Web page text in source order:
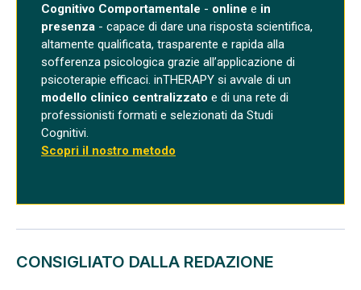
Cognitivo Comportamentale - online e in
presenza - capace di dare una risposta scientifica,
altamente qualificata, trasparente e rapida alla
sofferenza psicologica grazie all’applicazione di
psicoterapie efficaci. inTHERAPY si avvale di un
modello clinico centralizzato e di una rete di
professionisti formati e selezionati da Studi
Cognitivi.
Scopri il nostro metodo
CONSIGLIATO DALLA REDAZIONE